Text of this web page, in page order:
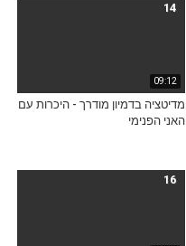
09:12
14
מדיטציה בדמיון מודרך - היכרות עם
האני הפנימי
16